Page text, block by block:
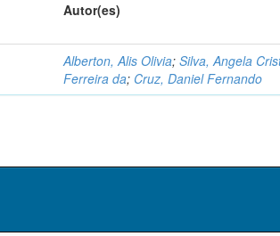
Autor(es)
Alberton, Alis Olivia;Silva, Angela
Ferreira da; Cruz, Daniel Fernando